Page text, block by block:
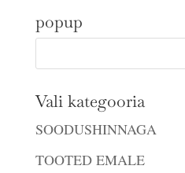
popup
Vali kategooria
SOODUSHINNAGA
TOOTED EMALE